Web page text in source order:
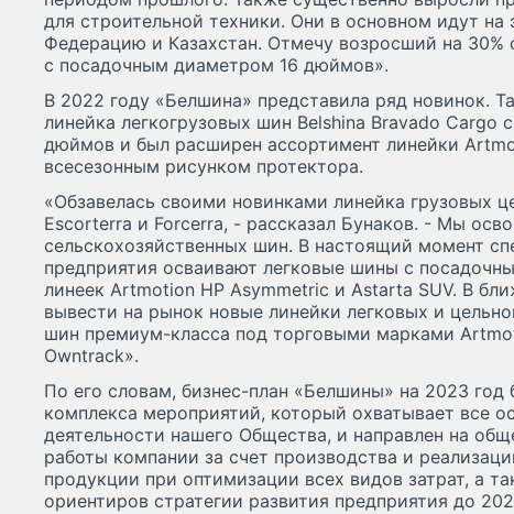
для строительной техники. Они в основном идут на
Федерацию и Казахстан. Отмечу возросший на 30%
с посадочным диаметром 16 дюймов».
В 2022 году «Белшина» представила ряд новинок.
линейка легкогрузовых шин Belshina Bravado
дюймов и был расширен ассортимент линейки
всесезонным рисунком протектора.
«Обзавелась своими новинками линейка грузовых
Escorterra и Forcerra, - рассказал Бунаков. - Мы
сельскохозяйственных шин. В настоящий момент
предприятия осваивают легковые шины с
линеек Аrtmotion HP Asymmetric и Astarta SUV. В
вывести на рынок новые линейки легковых и
шин премиум-класса под торговыми марками
Owntrack».
По его словам, бизнес-план «Белшины» на 2023 год
комплекса мероприятий, который охватывает все
деятельности нашего Общества, и направлен на
работы компании за счет производства и
продукции при оптимизации всех видов затрат, а
ориентиров стратегии развития предприятия до